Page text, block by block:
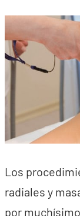
Los
radiales y
por